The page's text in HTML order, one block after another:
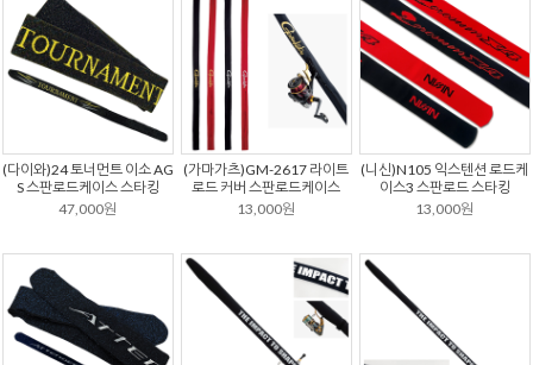
(다이와)24 토너먼트 이소 AG
S 스판로드케이스 스타킹
47,000원
(가마가츠)GM-2617 라이트
로드 커버 스판로드케이스
13,000원
(니신)N105 익스텐션 로드케
이스3 스판로드 스타킹
13,000원